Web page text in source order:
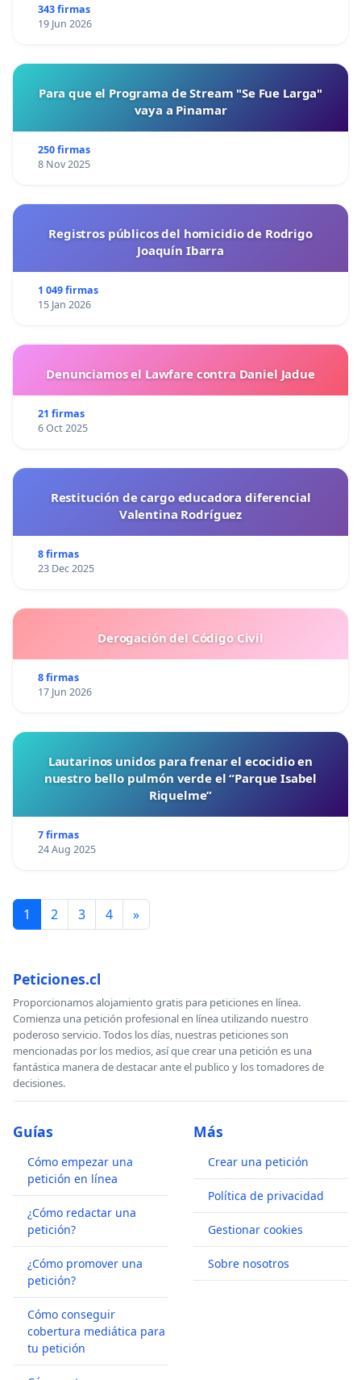
343 firmas
19 Jun 2026
Para que el Programa de Stream "Se Fue Larga"
vaya a Pinamar
250 firmas
8 Nov 2025
Registros públicos del homicidio de Rodrigo
Joaquín Ibarra
1 049 firmas
15 Jan 2026
Denunciamos el Lawfare contra Daniel Jadue
21 firmas
6 Oct 2025
Restitución de cargo educadora diferencial
Valentina Rodríguez
8 firmas
23 Dec 2025
Derogación del Código Civil
8 firmas
17 Jun 2026
Lautarinos unidos para frenar el ecocidio en
nuestro bello pulmón verde el “Parque Isabel
Riquelme”
7 firmas
24 Aug 2025
1 2 3 4 »
Peticiones.cl
Proporcionamos alojamiento gratis para peticiones en línea.
Comienza una petición profesional en línea utilizando nuestro
poderoso servicio. Todos los días, nuestras peticiones son
mencionadas por los medios, así que crear una petición es una
fantástica manera de destacar ante el publico y los tomadores de
decisiones.
Guías
Cómo empezar una
petición en línea
¿Cómo redactar una
petición?
¿Cómo promover una
petición?
Cómo conseguir
cobertura mediática para
tu petición
Más
Crear una petición
Política de privacidad
Gestionar cookies
Sobre nosotros